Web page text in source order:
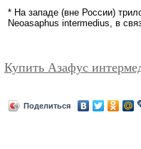
* На западе (вне России)
Neoasaphus intermedius, в
Купить Азафус
Поделиться